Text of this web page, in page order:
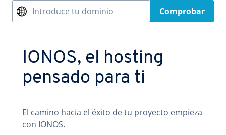
Introduce tu dominio Comprobar
IONOS, el hosting
pensado para ti
El camino hacia el éxito de tu proyecto empieza
con IONOS.